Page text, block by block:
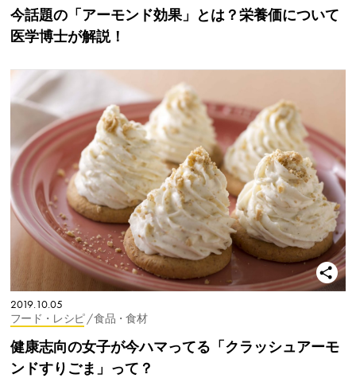
今話題の「アーモンド効果」とは？栄養価について
医学博士が解説！
2019.10.05
フード・レシピ / 食品・食材
健康志向の女子が今ハマってる「クラッシュアーモ
ンドすりごま」って？